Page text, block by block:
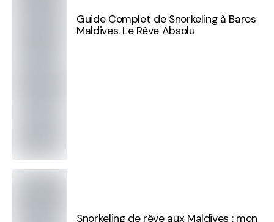
Guide Complet de Snorkeling à Baros
Maldives. Le Rêve Absolu
Snorkeling de rêve aux Maldives : mon